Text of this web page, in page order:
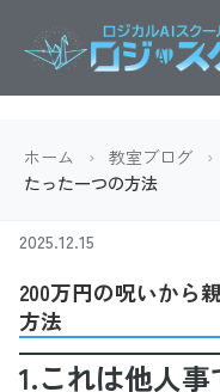
ホーム › 教室ブログ ›
たった一つの方法
2025.12.15
200万円の呪いから
方法
1.これは他人